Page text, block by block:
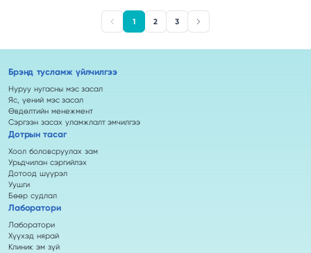
1 2 3
Брэнд тусламж үйлчилгээ
Нуруу нугасны мэс засал
Яс, үений мэс засал
Өвдөлтийн менежмент
Сэргээн засах уламжлалт эмчилгээ
Дотрын тасаг
Хоол боловсруулах зам
Урьдчилан сэргийлэх
Дотоод шүүрэл
Уушги
Бөөр судлал
Лаборатори
Лаборатори
Хүүхэд нярай
Клиник эм зүй